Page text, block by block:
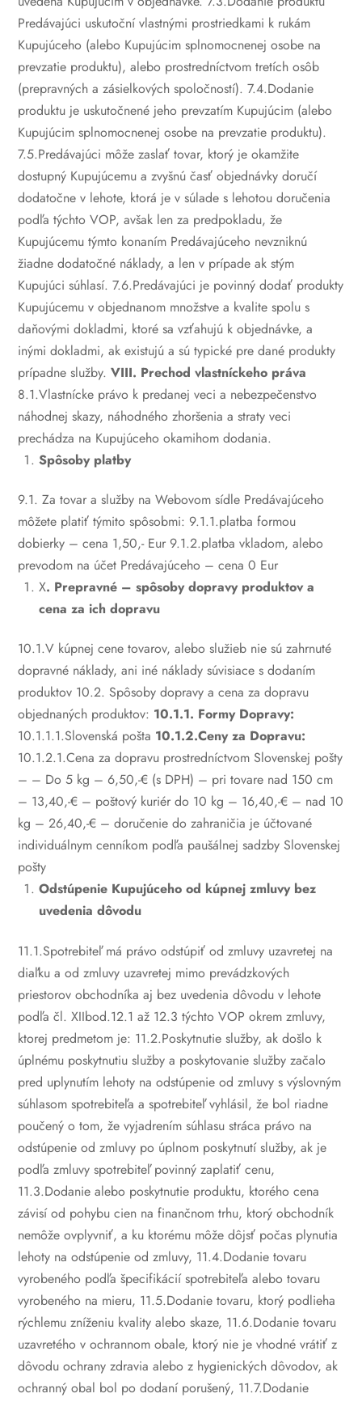
Predávajúci uskutoční vlastnými prostriedkami k rukám
Kupujúceho (alebo Kupujúcim splnomocnenej osobe na
prevzatie produktu), alebo prostredníctvom tretích osôb
(prepravných a zásielkových spoločností). 7.4.Dodanie
produktu je uskutočnené jeho prevzatím Kupujúcim (alebo
Kupujúcim splnomocnenej osobe na prevzatie produktu).
7.5.Predávajúci môže zaslať tovar, ktorý je okamžite
dostupný Kupujúcemu a zvyšnú časť objednávky doručí
dodatočne v lehote, ktorá je v súlade s lehotou doručenia
podľa týchto VOP, avšak len za predpokladu, že
Kupujúcemu týmto konaním Predávajúceho nevzniknú
žiadne dodatočné náklady, a len v prípade ak stým
Kupujúci súhlasí. 7.6.Predávajúci je povinný dodať produkty
Kupujúcemu v objednanom množstve a kvalite spolu s
daňovými dokladmi, ktoré sa vzťahujú k objednávke, a
inými dokladmi, ak existujú a sú typické pre dané produkty
prípadne služby.VIII. Prechod vlastníckeho práva
8.1.Vlastnícke právo k predanej veci a nebezpečenstvo
náhodnej skazy, náhodného zhoršenia a straty veci
prechádza na Kupujúceho okamihom dodania.
Spôsoby platby
9.1. Za tovar a služby na Webovom sídle Predávajúceho
môžete platiť týmito spôsobmi: 9.1.1.platba formou
dobierky – cena 1,50,- Eur 9.1.2.platba vkladom, alebo
prevodom na účet Predávajúceho – cena 0 Eur
X. Prepravné – spôsoby dopravy produktov a
cena za ich dopravu
10.1.V kúpnej cene tovarov, alebo služieb nie sú zahrnuté
dopravné náklady, ani iné náklady súvisiace s dodaním
produktov 10.2. Spôsoby dopravy a cena za dopravu
objednaných produktov: 10.1.1. Formy Dopravy:
10.1.1.1.Slovenská pošta 10.1.2.Ceny za Dopravu:
10.1.2.1.Cena za dopravu prostredníctvom Slovenskej pošty
– – Do 5 kg – 6,50,-€ (s DPH) – pri tovare nad 150 cm
– 13,40,-€ – poštový kuriér do 10 kg – 16,40,-€ – nad 10
kg – 26,40,-€ – doručenie do zahraničia je účtované
individuálnym cenníkom podľa paušálnej sadzby Slovenskej
pošty
Odstúpenie Kupujúceho od kúpnej zmluvy bez
uvedenia dôvodu
11.1.Spotrebiteľ má právo odstúpiť od zmluvy uzavretej na
diaľku a od zmluvy uzavretej mimo prevádzkových
priestorov obchodníka aj bez uvedenia dôvodu v lehote
podľa čl. XIIbod.12.1 až 12.3 týchto VOP okrem zmluvy,
ktorej predmetom je: 11.2.Poskytnutie služby, ak došlo k
úplnému poskytnutiu služby a poskytovanie služby začalo
pred uplynutím lehoty na odstúpenie od zmluvy s výslovným
súhlasom spotrebiteľa a spotrebiteľ vyhlásil, že bol riadne
poučený o tom, že vyjadrením súhlasu stráca právo na
odstúpenie od zmluvy po úplnom poskytnutí služby, ak je
podľa zmluvy spotrebiteľ povinný zaplatiť cenu,
11.3.Dodanie alebo poskytnutie produktu, ktorého cena
závisí od pohybu cien na finančnom trhu, ktorý obchodník
nemôže ovplyvniť, a ku ktorému môže dôjsť počas plynutia
lehoty na odstúpenie od zmluvy, 11.4.Dodanie tovaru
vyrobeného podľa špecifikácií spotrebiteľa alebo tovaru
vyrobeného na mieru, 11.5.Dodanie tovaru, ktorý podlieha
rýchlemu zníženiu kvality alebo skaze, 11.6.Dodanie tovaru
uzavretého v ochrannom obale, ktorý nie je vhodné vrátiť z
dôvodu ochrany zdravia alebo z hygienických dôvodov, ak
ochranný obal bol po dodaní porušený, 11.7.Dodanie